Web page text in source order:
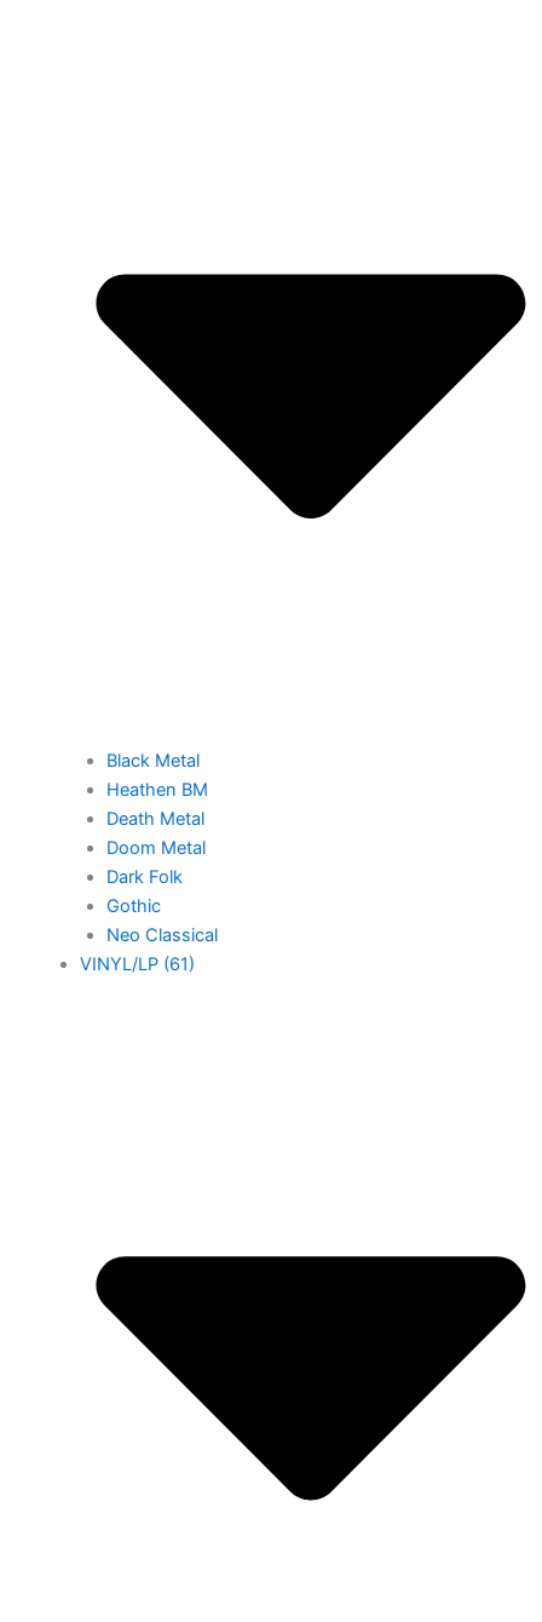
Black Metal
Heathen BM
Death Metal
Doom Metal
Dark Folk
Gothic
Neo Classical
VINYL/LP (61)